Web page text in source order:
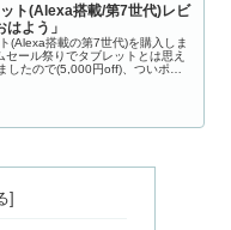
ト(Alexa搭載/第7世代)レビ
はよう」
(Alexa搭載の第7世代)を購入しま
セール祭りでタブレットとは思え
したので(5,000円off)、ついポチ